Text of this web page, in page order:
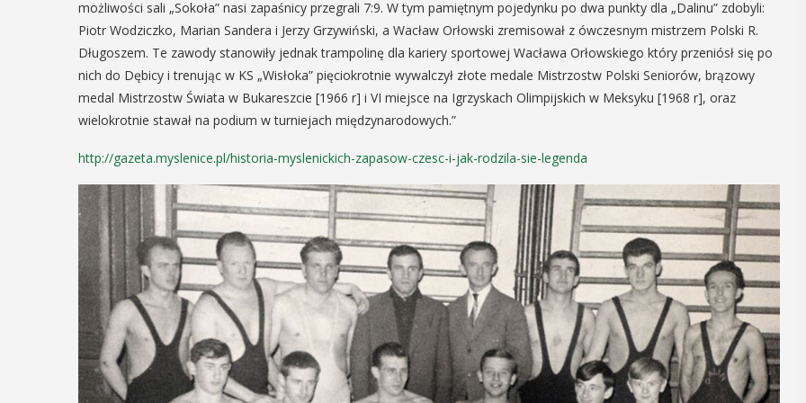
możliwości sali „Sokoła” nasi zapaśnicy przegrali 7:9. W tym pamiętnym pojedynku po dwa punkty dla „Dalinu” zdobyli:
Piotr Wodziczko, Marian Sandera i Jerzy Grzywiński, a Wacław Orłowski zremisował z ówczesnym mistrzem Polski R.
Długoszem. Te zawody stanowiły jednak trampolinę dla kariery sportowej Wacława Orłowskiego który przeniósł się po
nich do Dębicy i trenując w KS „Wisłoka” pięciokrotnie wywalczył złote medale Mistrzostw Polski Seniorów, brązowy
medal Mistrzostw Świata w Bukareszcie [1966 r] i VI miejsce na Igrzyskach Olimpijskich w Meksyku [1968 r], oraz
wielokrotnie stawał na podium w turniejach międzynarodowych.”
http://gazeta.myslenice.pl/historia-myslenickich-zapasow-czesc-i-jak-rodzila-sie-legenda
i
wakacji, czyli 29-30
odbędzie się
Turnieju Myślimira.
organizowane przez
w Myślenicach
12 MAJ
16:00 - 17:30
Seniorów w
Jaworniku
Podczas majowego spotkania seniorzy
będą mieli wyjątkową okazję
przygotować się na nadchodzące lato,
zaopatrując się w naturalne kosmetyki
wykonane własnoręcznie. Uuczestnicy
będą proszeni o przyniesienie
słoiczków ...
16 MAJ
09:00 -
18:00
Dzień otwarty
Biblioteki
Pedagogicznej
PROGRAM DNIA OTWARTEGO BIBLIOTEKI
PEDAGOGICZNEJ W MYŚLENICACH
9.00 – 11.00 zajęcia dla dzieci:
Spotkanie z robotami - Ozobot i Photon
zapraszają dzieci do wspólnej zabawy.
Magiczne ...